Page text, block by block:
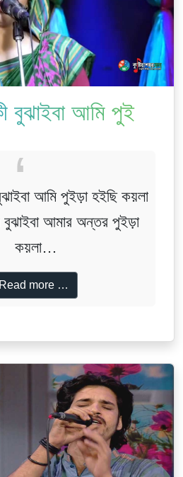
আমি পুইড়া
আমি পুইড়া হইছি কয়লা
আমার অন্তর পুইড়া
কয়লা
পিরিতে কত জ্বালা
পিরিতে কত জ্বালা।।
Read more …